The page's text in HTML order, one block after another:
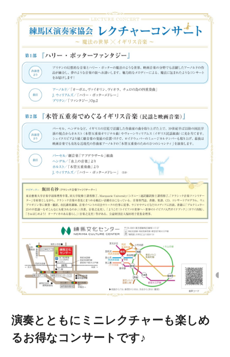
演奏とともにミニレクチャーも楽しめ
るお得なコンサートです♪